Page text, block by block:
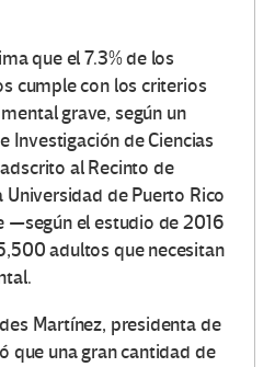
que el 7.3% de los
cumple con los criterios
grave, según un
Investigación de Ciencias
al Recinto de
Universidad de Puerto Rico
—según el estudio de 2016
adultos que necesitan
Martínez, presidenta de
que una gran cantidad de